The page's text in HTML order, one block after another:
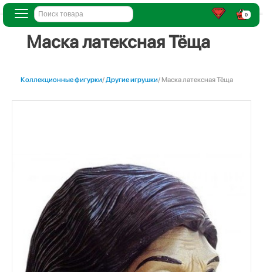
0
Маска латексная Тёща
Коллекционные фигурки/Другие игрушки/ Маска латексная Тёща